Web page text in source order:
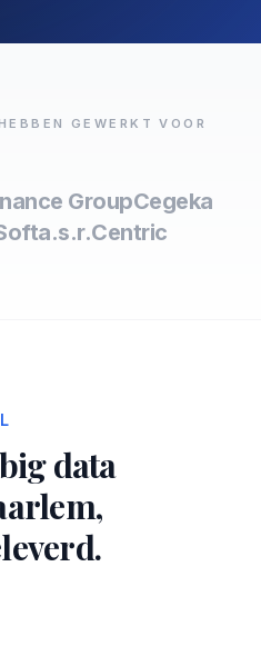
GEWERKT VOOR
GroupCegeka
a.s.r.Centric
data